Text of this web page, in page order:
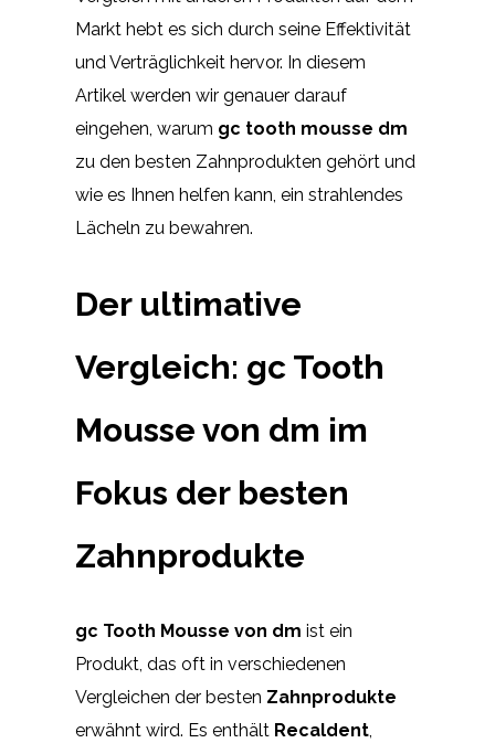
Markt hebt es sich durch seine Effektivität
und Verträglichkeit hervor. In diesem
Artikel werden wir genauer darauf
eingehen, warum gc tooth mousse dm
zu den besten Zahnprodukten gehört und
wie es Ihnen helfen kann, ein strahlendes
Lächeln zu bewahren.
Der ultimative
Vergleich: gc Tooth
Mousse von dm im
Fokus der besten
Zahnprodukte
gc Tooth Mousse von dm ist ein
Produkt, das oft in verschiedenen
Vergleichen der besten Zahnprodukte
erwähnt wird. Es enthält Recaldent